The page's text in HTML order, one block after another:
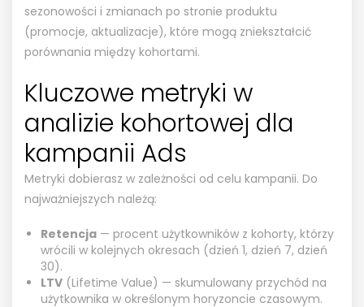
sezonowości i zmianach po stronie produktu
(promocje, aktualizacje), które mogą zniekształcić
porównania między kohortami.
Kluczowe metryki w
analizie kohortowej dla
kampanii Ads
Metryki dobierasz w zależności od celu kampanii. Do
najważniejszych należą:
Retencja — procent użytkowników z kohorty, którzy
wrócili w kolejnych okresach (dzień 1, dzień 7, dzień
30).
LTV (Lifetime Value) — skumulowany przychód na
użytkownika w określonym horyzoncie czasowym.